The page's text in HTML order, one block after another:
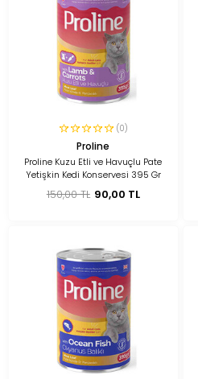
(0)
Proline
Proline Kuzu Etli ve Havuçlu Pate
Yetişkin Kedi Konservesi 395 Gr
150,00 TL 90,00 TL